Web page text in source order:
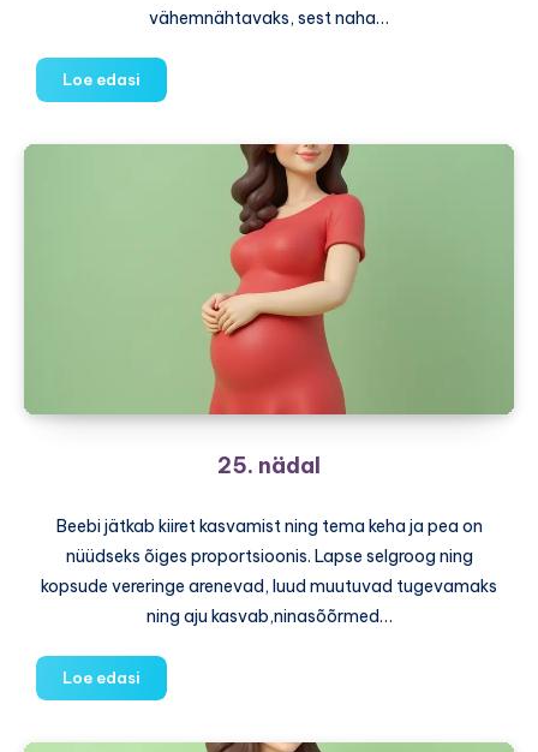
vähemnähtavaks, sest naha…
Loe edasi
nädal
25. nädal
Beebi jätkab kiiret kasvamist ning tema keha ja pea on
nüüdseks õiges proportsioonis. Lapse selgroog ning
kopsude vereringe arenevad, luud muutuvad tugevamaks
ning aju kasvab,ninasõõrmed…
Loe edasi
nädal